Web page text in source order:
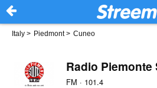
Italy > Piedmont> Cuneo
Radio Piemonte
FM · 101.4